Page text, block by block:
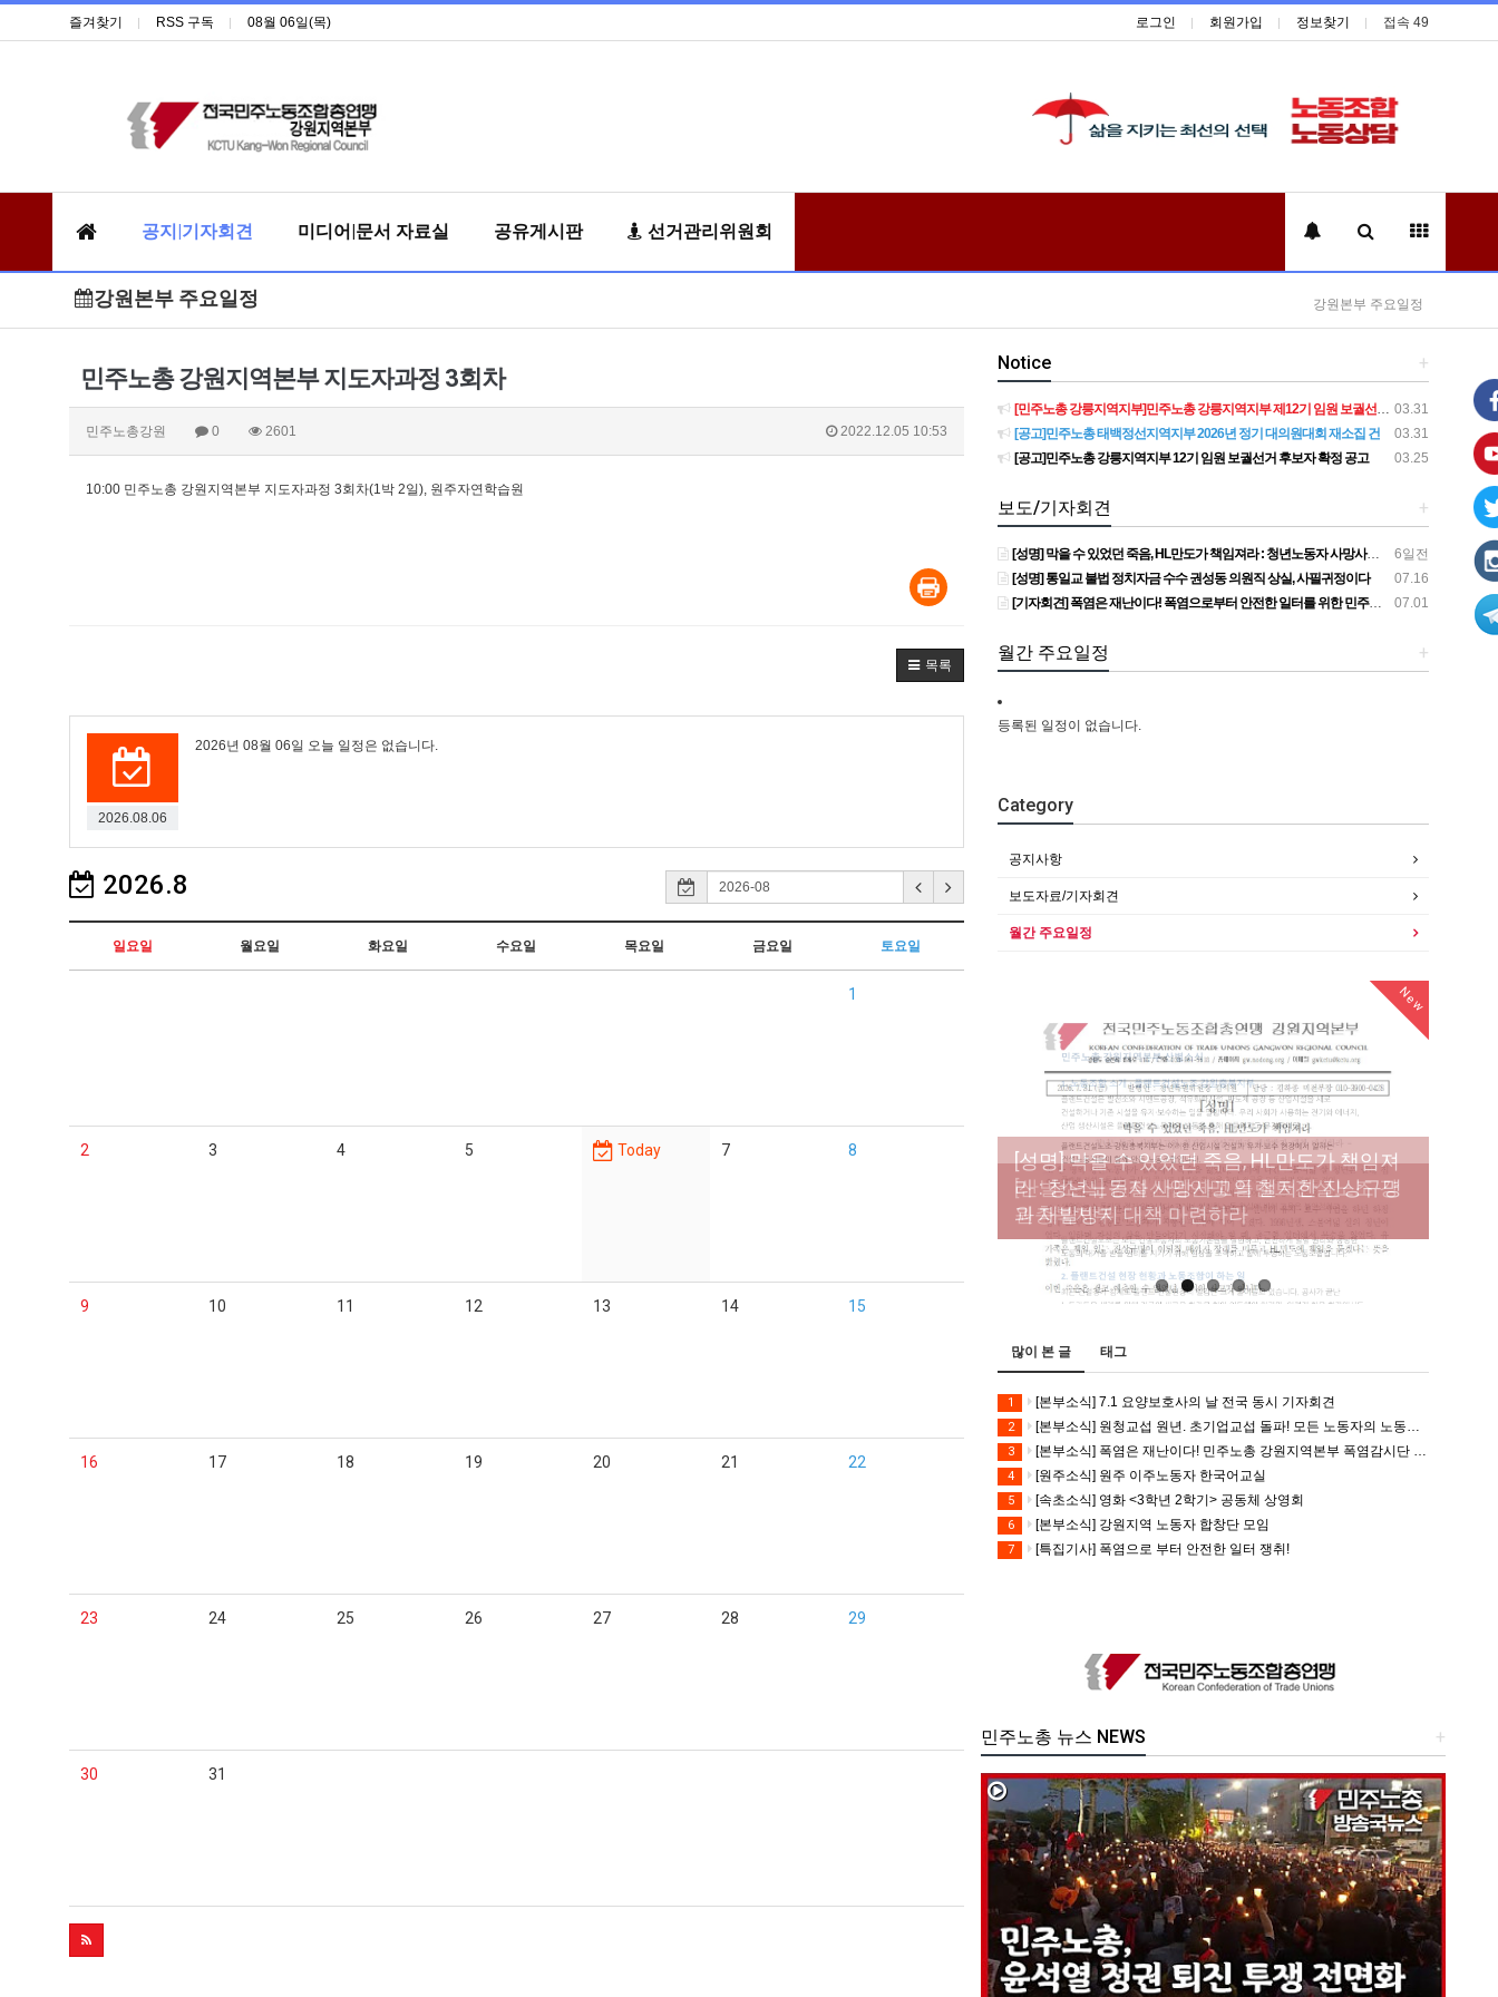
즐겨찾기 RSS 구독 08월 06일(목) 로그인 회원가입 정보찾기 접속 49
공지|기자회견 미디어|문서 자료실 공유게시판 선거관리위원회
강원본부 주요일정 강원본부 주요일정
민주노총 강원지역본부 지도자과정 3회차
민주노총강원 0 2601 2022.12.05 10:53
10:00 민주노총 강원지역본부 지도자과정 3회차(1박 2일), 원주자연학습원
목록
2026.08.06
2026년 08월 06일 오늘 일정은 없습니다.
2026.8
일요일 월요일 화요일 수요일 목요일 금요일 토요일
1
2 3 4 5 Today 7 8
9 10 11 12 13 14 15
16 17 18 19 20 21 22
23 24 25 26 27 28 29
30 31
+
Notice
03.31
[민주노총 강릉지역지부]민주노총 강릉지역지부 제12기 임원 보궐선거결과 공고
03.31
[공고]민주노총 태백정선지역지부 2026년 정기 대의원대회 재소집 건
03.25
[공고]민주노총 강릉지역지부 12기 임원 보궐선거 후보자 확정 공고
+
보도/기자회견
6일전
[성명] 막을 수 있었던 죽음, HL만도가 책임져라 : 청년노동자 사망사고의 철저한 진상규명과 재발방지 대책 마련하라
07.16
[성명] 통일교 불법 정치자금 수수 권성동 의원직 상실, 사필귀정이다
07.01
[기자회견] 폭염은 재난이다! 폭염으로부터 안전한 일터를 위한 민주노총 강원지역본부 폭염감시단 선포 기자회견
+
월간 주요일정
등록된 일정이 없습니다.
Category
공지사항
보도자료/기자회견
월간 주요일정
New
[성명] 막을 수 있었던 죽음, HL만도가 책임져
라 : 청년노동자 사망사고의 철저한 진상규명
과 재발방지 대책 마련하라
New
[산별소식] 건설산업연맹 플랜트건설노조 강
원충북지부
[강릉,속초,원주,춘천] 폭염감시단 사업 이모저
모
[조합원☆인터뷰] 서비스연맹 전국학교비정
규직노동조합 강원지부 김유미 춘천지회장
[본부소식] 강원지역 노동자 합창단 모임
많이 본 글 태그
1 [본부소식] 7.1 요양보호사의 날 전국 동시 기자회견
2 [본부소식] 원청교섭 원년. 초기업교섭 돌파! 모든 노동자의 노동기본권 쟁취! 민주노총 7.15 총파업대회
3 [본부소식] 폭염은 재난이다! 민주노총 강원지역본부 폭염감시단 선포 기자회견
4 [원주소식] 원주 이주노동자 한국어교실
5 [속초소식] 영화 <3학년 2학기> 공동체 상영회
6 [본부소식] 강원지역 노동자 합창단 모임
7 [특집기사] 폭염으로 부터 안전한 일터 쟁취!
+
민주노총 뉴스 NEWS